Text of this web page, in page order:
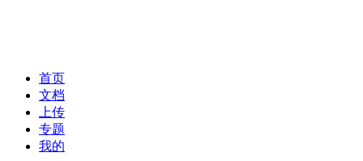
首页
文档
上传
专题
我的